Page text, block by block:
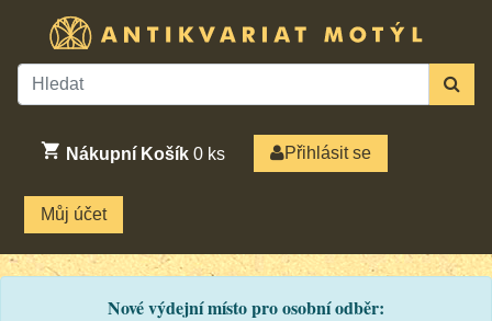
Nákupní Košík 0 ks Přihlásit se
Můj účet
Nové výdejní místo pro osobní odběr: